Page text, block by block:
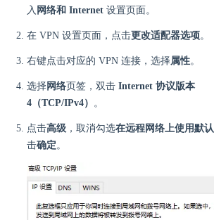
入 网络和 Internet 设置页面。
在 VPN 设置页面，点击更改适配器选项。
右键点击对应的 VPN 连接，选择属性。
选择网络页签，双击 Internet 协议版本
4（TCP/IPv4） 。
点击高级 ，取消勾选在远程网络上使用默
击确定。